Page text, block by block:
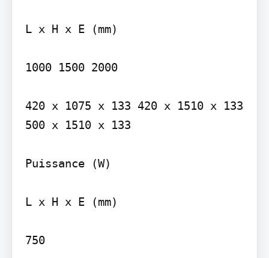
L x H x E (mm)
1000 1500 2000
420 x 1075 x 133 420 x 1510 x 133
500 x 1510 x 133
Puissance (W)
L x H x E (mm)
750